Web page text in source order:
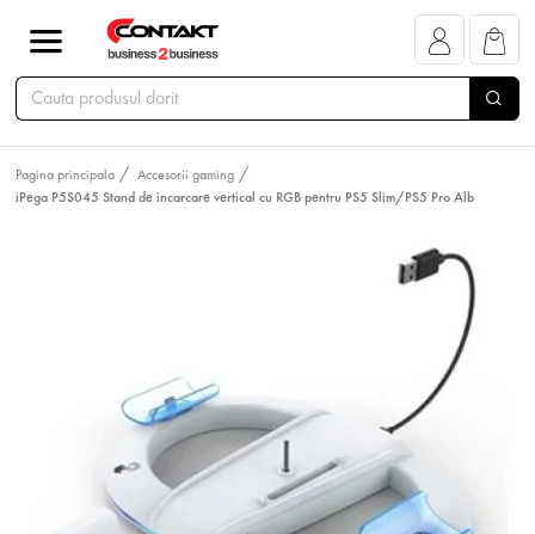
Pagina principala
Accesorii gaming
iPega P5S045 Stand de incarcare vertical cu RGB pentru PS5 Slim/PS5 Pro Alb